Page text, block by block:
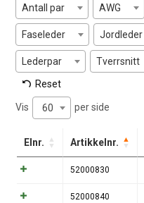
Antall par AWG
Faseleder Jordleder
Lederpar Tverrsnitt
Reset
Vis 60 per side
Elnr. Artikkelnr.
52000830
52000840